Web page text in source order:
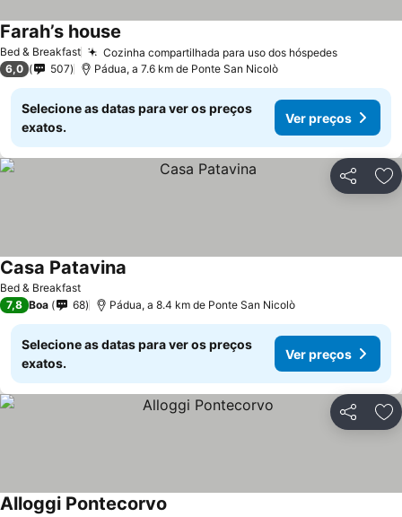
Bed & Breakfast Cozinha compartilhada para uso dos hóspedes
Farah’s house
6,0 507 Pádua, a 7.6 km de Ponte San Nicolò
Selecione as datas para ver os preços
exatos.
Ver preços
Partilhar
Bed & Breakfast
Casa Patavina
7,8 Boa 68 Pádua, a 8.4 km de Ponte San Nicolò
Selecione as datas para ver os preços
exatos.
Ver preços
Partilhar
Alloggi Pontecorvo